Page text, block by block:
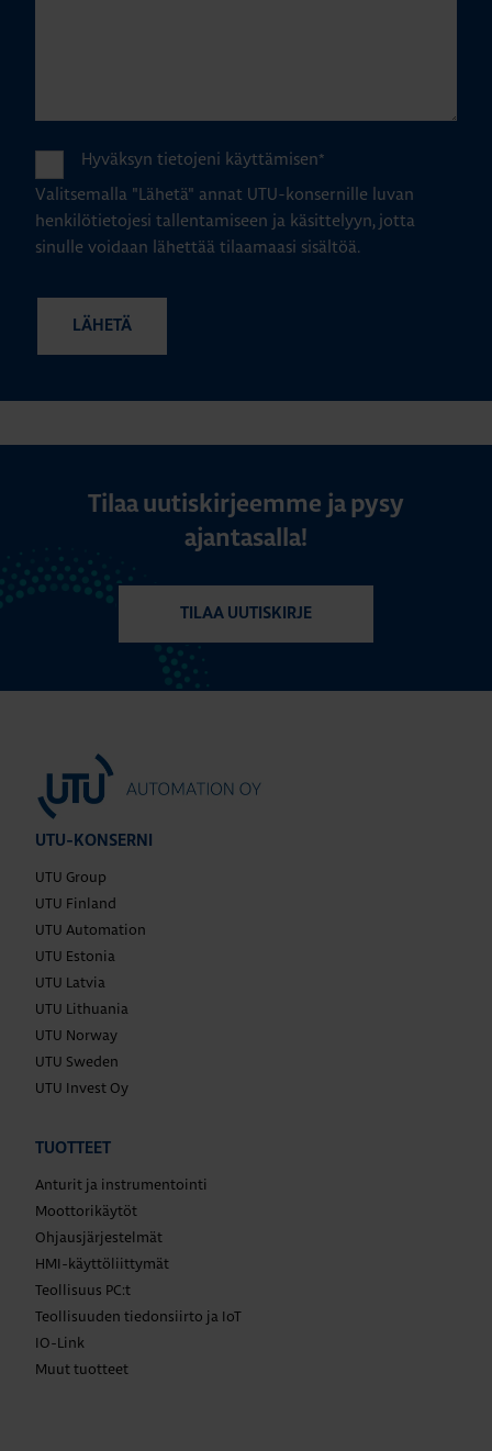
Hyväksyn tietojeni käyttämisen*
Valitsemalla "Lähetä" annat UTU-konsernille luvan
henkilötietojesi tallentamiseen ja käsittelyyn, jotta
sinulle voidaan lähettää tilaamaasi sisältöä.
Tilaa uutiskirjeemme ja pysy
ajantasalla!
TILAA UUTISKIRJE
UTU-KONSERNI
UTU Group
UTU Finland
UTU Automation
UTU Estonia
UTU Latvia
UTU Lithuania
UTU Norway
UTU Sweden
UTU Invest Oy
TUOTTEET
Anturit ja instrumentointi
Moottorikäytöt
Ohjausjärjestelmät
HMI-käyttöliittymät
Teollisuus PC:t
Teollisuuden tiedonsiirto ja IoT
IO-Link
Muut tuotteet